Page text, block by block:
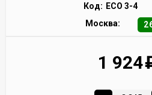
Код: ECO 3-4
Москва:
1 924